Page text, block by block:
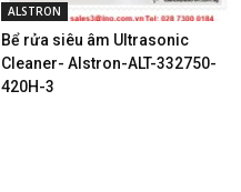
ALSTRON
Bể rửa siêu âm Ultrasonic
Cleaner- Alstron-ALT-332750-
420H-3